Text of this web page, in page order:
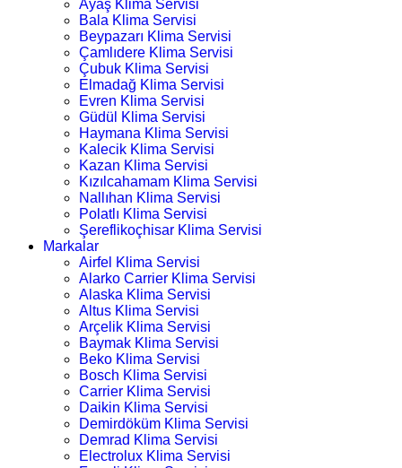
Ayaş Klima Servisi
Bala Klima Servisi
Beypazarı Klima Servisi
Çamlıdere Klima Servisi
Çubuk Klima Servisi
Elmadağ Klima Servisi
Evren Klima Servisi
Güdül Klima Servisi
Haymana Klima Servisi
Kalecik Klima Servisi
Kazan Klima Servisi
Kızılcahamam Klima Servisi
Nallıhan Klima Servisi
Polatlı Klima Servisi
Şereflikoçhisar Klima Servisi
Markalar
Airfel Klima Servisi
Alarko Carrier Klima Servisi
Alaska Klima Servisi
Altus Klima Servisi
Arçelik Klima Servisi
Baymak Klima Servisi
Beko Klima Servisi
Bosch Klima Servisi
Carrier Klima Servisi
Daikin Klima Servisi
Demirdöküm Klima Servisi
Demrad Klima Servisi
Electrolux Klima Servisi